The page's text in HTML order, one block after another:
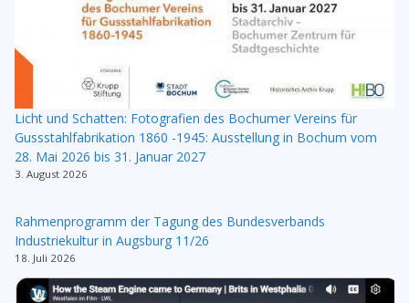
Licht und Schatten: Fotografien des Bochumer Vereins für
Gussstahlfabrikation 1860 -1945: Ausstellung in Bochum vom
28. Mai 2026 bis 31. Januar 2027
3. August 2026
Rahmenprogramm der Tagung des Bundesverbands
Industriekultur in Augsburg 11/26
18. Juli 2026